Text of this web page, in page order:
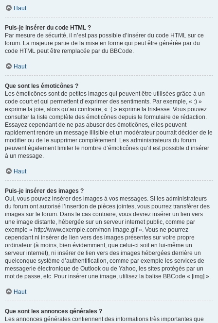
Haut
Puis-je insérer du code HTML ?
Par mesure de sécurité, il n’est pas possible d’insérer du code HTML sur ce
forum. La majeure partie de la mise en forme qui peut être générée par du
code HTML peut être remplacée par du BBCode.
Haut
Que sont les émoticônes ?
Les émoticônes sont de petites images qui peuvent être utilisées grâce à un
code court et qui permettent d’exprimer des sentiments. Par exemple, « :) »
exprime la joie, alors qu’au contraire, « :( » exprime la tristesse. Vous pouvez
consulter la liste complète des émoticônes depuis le formulaire de rédaction.
Essayez cependant de ne pas abuser des émoticônes, elles peuvent
rapidement rendre un message illisible et un modérateur pourrait décider de le
modifier ou de le supprimer complètement. Les administrateurs du forum
peuvent également limiter le nombre d’émoticônes qu’il est possible d’insérer
à un message.
Haut
Puis-je insérer des images ?
Oui, vous pouvez insérer des images à vos messages. Si les administrateurs
du forum ont autorisé l’insertion de pièces jointes, vous pourrez transférer des
images sur le forum. Dans le cas contraire, vous devrez insérer un lien vers
une image distante, hébergée sur un serveur internet public, comme par
exemple « http://www.exemple.com/mon-image.gif ». Vous ne pourrez
cependant ni insérer de lien vers des images présentes sur votre propre
ordinateur (à moins, bien évidemment, que celui-ci soit en lui-même un
serveur internet), ni insérer de lien vers des images hébergées derrière un
quelconque système d’authentification, comme par exemple les services de
messagerie électronique de Outlook ou de Yahoo, les sites protégés par un
mot de passe, etc. Pour insérer une image, utilisez la balise BBCode « [img] ».
Haut
Que sont les annonces générales ?
Les annonces générales contiennent des informations très importantes que